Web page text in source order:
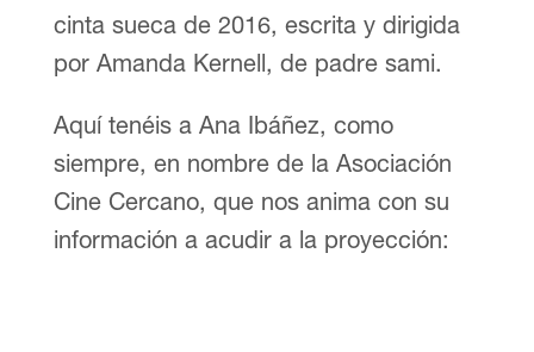
cinta sueca de 2016, escrita y dirigida
por Amanda Kernell, de padre sami.
Aquí tenéis a Ana Ibáñez, como
siempre, en nombre de la Asociación
Cine Cercano, que nos anima con su
información a acudir a la proyección: